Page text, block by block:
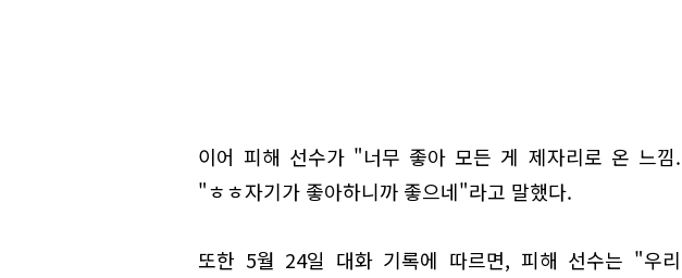
이어 피해 선수가 "너무 좋아 모든 게 제자리로 온 느
"ㅎㅎ자기가 좋아하니까 좋으네"라고 말했다.
또한 5월 24일 대화 기록에 따르면, 피해 선수는 "우